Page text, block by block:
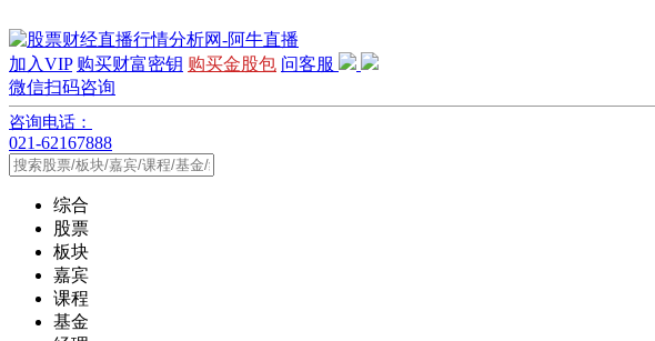
加入VIP 购买财富密钥 购买金股包 问客服
微信扫码咨询
咨询电话：
021-62167888
综合
股票
板块
嘉宾
课程
基金